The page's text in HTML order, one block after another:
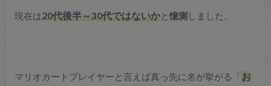
現在は20代後半～30代ではないかと憶測 しました。
マリオカートプレイヤーと言えば真っ先に名が挙がる「お